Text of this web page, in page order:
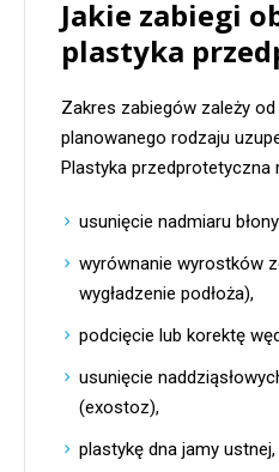
Jakie zabiegi
plastyka
Zakres zabiegów zależy
planowanego rodzaju
Plastyka przedprotetyczna
usunięcie nadmiaru
wyrównanie wyrostków
wygładzenie podłoża),
podcięcie lub korektę
usunięcie
(exostoz),
plastykę dna jamy ustnej,